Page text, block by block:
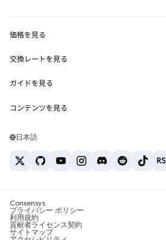
MetaMask Connect
Snaps
Web3サービス
セキュリティ
サポート
キャリア
お問い合わせ
価格を見る
イーサリアムの価格
Solanaの価格
Tetherの価格
交換レートを見る
ETH→USD
USDT→INR
BTC→INR
ETH→USDT
ガイドを見る
ETHの購入
USDTの購入
SHIBの購入
BNBの購入
コンテンツを見る
Solanaウォレット
税制関連ニュース
暗号資産の購入方法は？
日本語
Consensys
プライバシー ポリシー
利用規約
貢献者ライセンス契約
サイトマップ